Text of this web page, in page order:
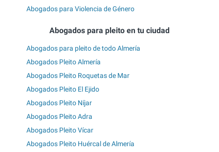
Abogados para Violencia de Género
Abogados para pleito en tu ciudad
Abogados para pleito de todo Almería
Abogados Pleito Almería
Abogados Pleito Roquetas de Mar
Abogados Pleito El Ejido
Abogados Pleito Níjar
Abogados Pleito Adra
Abogados Pleito Vícar
Abogados Pleito Huércal de Almería